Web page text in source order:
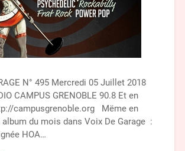
N° 495 Mercredi 05 Juillet 2018
CAMPUS GRENOBLE 90.8 Et en
campusgrenoble.org Mëme en
du mois dans Voix De Garage :
HOA…